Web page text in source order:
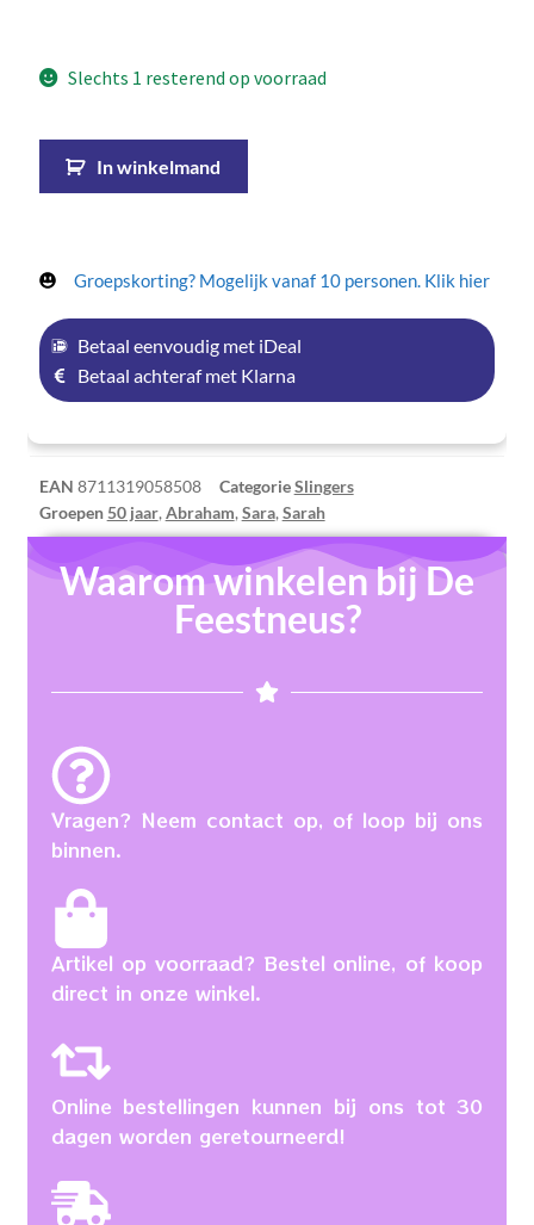
Slechts 1 resterend op voorraad
In winkelmand
Groepskorting? Mogelijk vanaf 10 personen. Klik hier
Betaal eenvoudig met iDeal
Betaal achteraf met Klarna
EAN 8711319058508 CategorieSlingers
Groepen 50 jaar,Abraham,Sara,Sarah
Waarom winkelen bij De
Feestneus?
Vragen? Neem contact op, of loop bij ons
binnen.
Artikel op voorraad? Bestel online, of koop
direct in onze winkel.
Online bestellingen kunnen bij ons tot 30
dagen worden geretourneerd!